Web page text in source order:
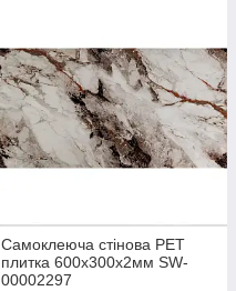
Самоклеюча стінова PET
плитка 600х300х2мм SW-
00002297